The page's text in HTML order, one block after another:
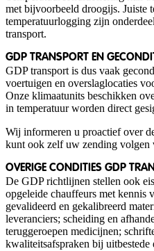
met bijvoorbeeld droogijs. Juiste
temperatuurlogging zijn
transport.
GDP TRANSPORT EN
GDP transport is dus vaak
voertuigen en overslaglocaties
Onze klimaatunits beschikken
in temperatuur worden direct
Wij informeren u proactief over
kunt ook zelf uw zending volgen
OVERIGE CONDITIES GDP
De GDP richtlijnen stellen ook
opgeleide chauffeurs met kennis
gevalideerd en gekalibreerd
leveranciers; scheiding en
teruggeroepen medicijnen;
kwaliteitsafspraken bij uitbestede